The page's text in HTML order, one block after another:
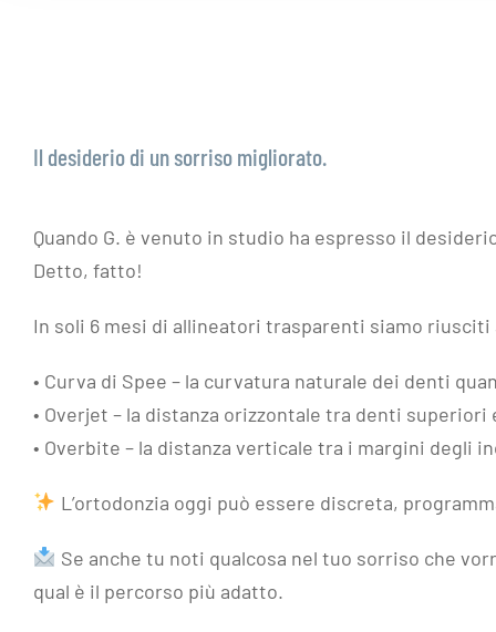
Il desiderio di un sorriso migliorato.
Quando G. è venuto in studio ha espresso il
Detto, fatto!
In soli 6 mesi di allineatori trasparenti siamo
• Curva di Spee – la curvatura naturale dei denti
• Overjet – la distanza orizzontale tra denti
• Overbite – la distanza verticale tra i margini degli
L’ortodonzia oggi può essere discreta,
Se anche tu noti qualcosa nel tuo sorriso che
qual è il percorso più adatto.